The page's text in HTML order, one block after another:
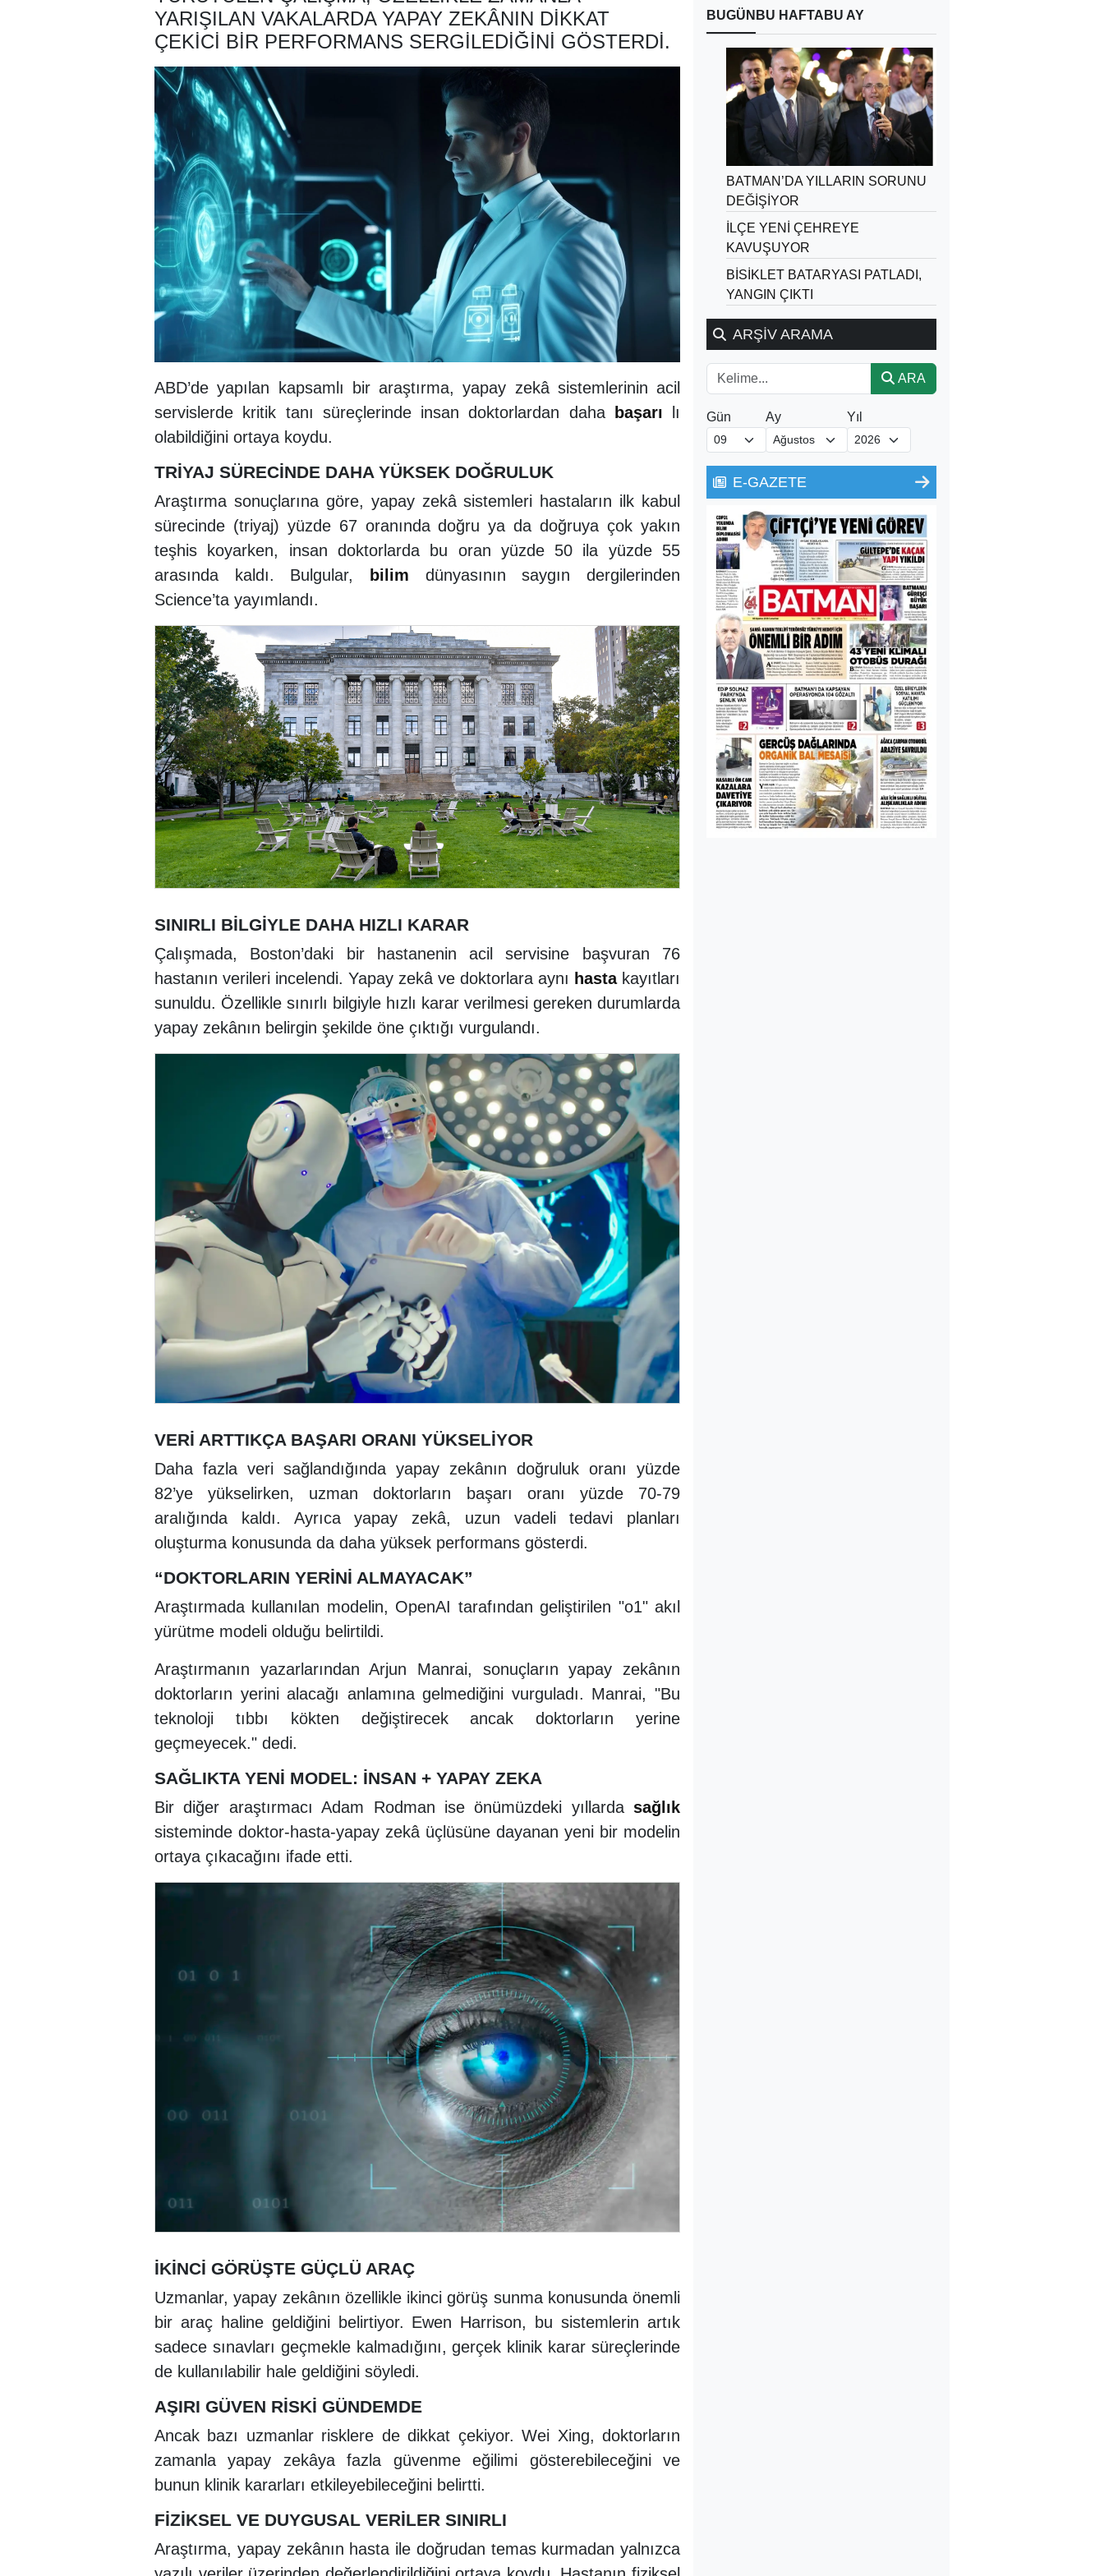
YARIŞILAN VAKALARDA YAPAY ZEKÂNIN DIKKAT
ÇEKICI BIR PERFORMANS SERGILEDIĞINI GÖSTERDI.
ABD’de yapılan kapsamlı bir araştırma, yapay zekâ sistemlerinin acil
servislerde kritik tanı süreçlerinde insan doktorlardan daha
başarı lı
olabildiğini ortaya koydu.
TRİYAJ SÜRECİNDE DAHA YÜKSEK DOĞRULUK
Araştırma sonuçlarına göre, yapay zekâ sistemleri hastaların ilk kabul
sürecinde (triyaj) yüzde 67 oranında doğru ya da doğruya çok yakın
teşhis koyarken, insan doktorlarda bu oran yüzde 50 ila yüzde 55
arasında kaldı. Bulgular,
bilim dünyasının saygın dergilerinden
Science’ta yayımlandı.
SINIRLI BİLGİYLE DAHA HIZLI KARAR
Çalışmada, Boston’daki bir hastanenin acil servisine başvuran 76
hastanın verileri incelendi. Yapay zekâ ve doktorlara aynı hastakayıtları
sunuldu. Özellikle sınırlı bilgiyle hızlı karar verilmesi gereken durumlarda
yapay zekânın belirgin şekilde öne çıktığı vurgulandı.
VERİ ARTTIKÇA BAŞARI ORANI YÜKSELİYOR
Daha fazla veri sağlandığında yapay zekânın doğruluk oranı yüzde
82’ye yükselirken, uzman doktorların başarı oranı yüzde 70-79
aralığında kaldı. Ayrıca yapay zekâ, uzun vadeli tedavi planları
oluşturma konusunda da daha yüksek performans gösterdi.
“DOKTORLARIN YERİNİ ALMAYACAK”
Araştırmada kullanılan modelin, OpenAI tarafından geliştirilen "o1" akıl
yürütme modeli olduğu belirtildi.
Araştırmanın yazarlarından Arjun Manrai, sonuçların yapay zekânın
doktorların yerini alacağı anlamına gelmediğini vurguladı. Manrai, "Bu
teknoloji tıbbı kökten değiştirecek ancak doktorların yerine
geçmeyecek." dedi.
SAĞLIKTA YENİ MODEL: İNSAN + YAPAY ZEKA
Bir diğer araştırmacı Adam Rodman ise önümüzdeki yıllarda sağlık
sisteminde doktor-hasta-yapay zekâ üçlüsüne dayanan yeni bir modelin
ortaya çıkacağını ifade etti.
İKİNCİ GÖRÜŞTE GÜÇLÜ ARAÇ
Uzmanlar, yapay zekânın özellikle ikinci görüş sunma konusunda önemli
bir araç haline geldiğini belirtiyor. Ewen Harrison, bu sistemlerin artık
sadece sınavları geçmekle kalmadığını, gerçek klinik karar süreçlerinde
de kullanılabilir hale geldiğini söyledi.
AŞIRI GÜVEN RİSKİ GÜNDEMDE
Ancak bazı uzmanlar risklere de dikkat çekiyor. Wei Xing, doktorların
zamanla yapay zekâya fazla güvenme eğilimi gösterebileceğini ve
bunun klinik kararları etkileyebileceğini belirtti.
FİZİKSEL VE DUYGUSAL VERİLER SINIRLI
Araştırma, yapay zekânın hasta ile doğrudan temas kurmadan yalnızca
BUGÜN BU HAFTA BU AY
BATMAN’DA YILLARIN SORUNU
DEĞİŞİYOR
İLÇE YENİ ÇEHREYE
KAVUŞUYOR
BİSİKLET BATARYASI PATLADI,
YANGIN ÇIKTI
ARŞİV ARAMA
ARA
Gün Ay Yıl
E-GAZETE